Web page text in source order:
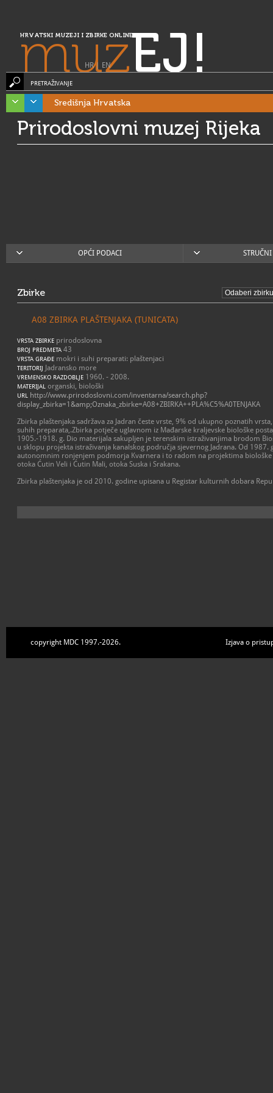
HRVATSKI MUZEJI I ZBIRKE ONLINE
muzEJ!
HR| EN
PRETRAŽIVANJE
Središnja Hrvatska
Prirodoslovni muzej Rijeka
OPĆI PODACI
Zbirke
A08 ZBIRKA PLAŠTENJAKA (TUNICATA)
VRSTA ZBIRKE prirodoslovna
BROJ PREDMETA 43
VRSTA GRAĐE mokri i suhi preparati: plaštenjaci
TERITORIJ Jadransko more
VREMENSKO RAZDOBLJE 1960. - 2008.
MATERIJAL organski, biološki
URL
http://www.prirodoslovni.com/inventarna/search.php?
display_zbirka=1&amp;Oznaka_zbirke=A08+ZBIRKA++PLA%C5%A0TENJAKA
Zbirka plaštenjaka sadržava za Jadran česte vrste, 9% od ukupno poznatih
suhih preparata,.Zbirka potječe uglavnom iz Mađarske kraljevske biološke
1905.-1918. g. Dio materijala sakupljen je terenskim istraživanjima brodom
u sklopu projekta istraživanja kanalskog područja sjevernog Jadrana. Od 1987.
autonomnim ronjenjem podmorja Kvarnera i to radom na projektima
otoka Ćutin Veli i Ćutin Mali, otoka Suska i Srakana.
Zbirka plaštenjaka je od 2010. godine upisana u Registar kulturnih dobara
copyright MDC 1997.-2026. Izjava o